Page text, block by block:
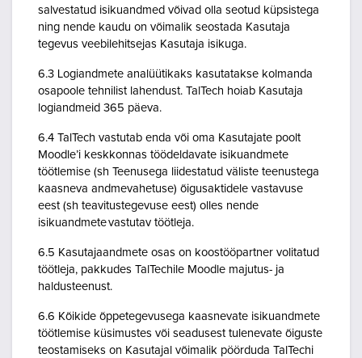
salvestatud isikuandmed võivad olla seotud küpsistega
ning nende kaudu on võimalik seostada Kasutaja
tegevus veebilehitsejas Kasutaja isikuga.
6.3 Logiandmete analüütikaks kasutatakse kolmanda
osapoole tehnilist lahendust. TalTech hoiab Kasutaja
logiandmeid 365 päeva.
6.4 TalTech vastutab enda või oma Kasutajate poolt
Moodle’i keskkonnas töödeldavate isikuandmete
töötlemise (sh Teenusega liidestatud väliste teenustega
kaasneva andmevahetuse) õigusaktidele vastavuse
eest (sh teavitustegevuse eest) olles nende
isikuandmete vastutav töötleja.
6.5 Kasutajaandmete osas on koostööpartner volitatud
töötleja, pakkudes TalTechile Moodle majutus- ja
haldusteenust.
6.6 Kõikide õppetegevusega kaasnevate isikuandmete
töötlemise küsimustes või seadusest tulenevate õiguste
teostamiseks on Kasutajal võimalik pöörduda TalTechi